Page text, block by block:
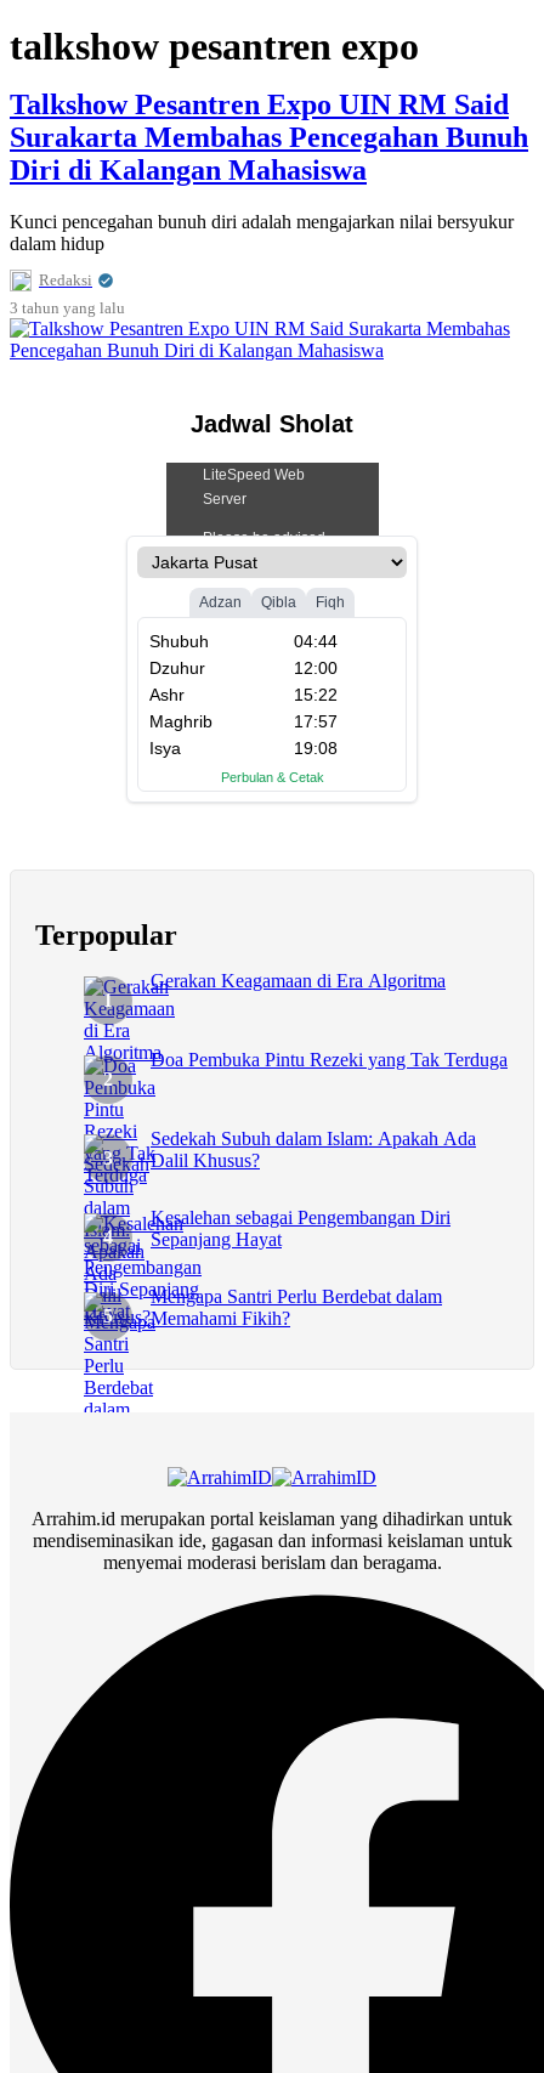
talkshow pesantren expo
Talkshow Pesantren Expo UIN RM Said
Surakarta Membahas Pencegahan Bunuh
Diri di Kalangan Mahasiswa
Kunci pencegahan bunuh diri adalah mengajarkan nilai bersyukur
dalam hidup
Redaksi
3 tahun yang lalu
Jadwal Sholat
Terpopular
Gerakan Keagamaan di Era Algoritma
Doa Pembuka Pintu Rezeki yang Tak Terduga
Sedekah Subuh dalam Islam: Apakah Ada
Dalil Khusus?
Kesalehan sebagai Pengembangan Diri
Sepanjang Hayat
Mengapa Santri Perlu Berdebat dalam
Memahami Fikih?
Arrahim.id merupakan portal keislaman yang dihadirkan untuk
mendiseminasikan ide, gagasan dan informasi keislaman untuk
menyemai moderasi berislam dan beragama.